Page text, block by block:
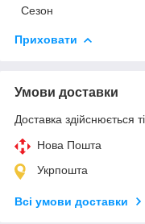
Сезон
Приховати
Умови доставки
Доставка здійснюється
Нова Пошта
Укрпошта
Всі умови доставки